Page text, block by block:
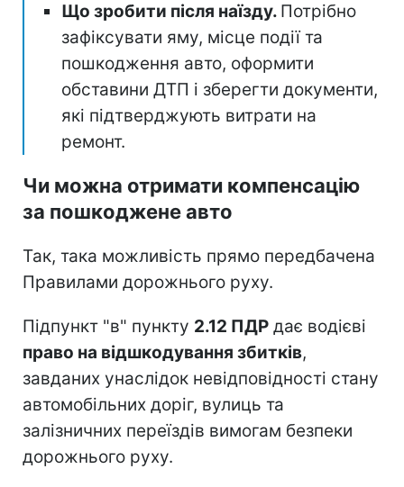
Що зробити після наїзду. Потрібно
зафіксувати яму, місце події та
пошкодження авто, оформити
обставини ДТП і зберегти документи,
які підтверджують витрати на
ремонт.
Чи можна отримати компенсацію
за пошкоджене авто
Так, така можливість прямо передбачена
Правилами дорожнього руху.
Підпункт "в" пункту 2.12 ПДР дає водієві
право на відшкодування збитків,
завданих унаслідок невідповідності стану
автомобільних доріг, вулиць та
залізничних переїздів вимогам безпеки
дорожнього руху.